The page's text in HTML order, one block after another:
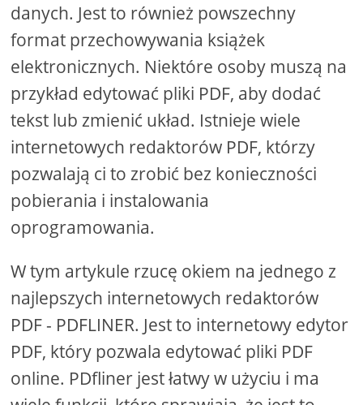
danych. Jest to również powszechny
format przechowywania książek
elektronicznych. Niektóre osoby muszą na
przykład edytować pliki PDF, aby dodać
tekst lub zmienić układ. Istnieje wiele
internetowych redaktorów PDF, którzy
pozwalają ci to zrobić bez konieczności
pobierania i instalowania
oprogramowania.
W tym artykule rzucę okiem na jednego z
najlepszych internetowych redaktorów
PDF - PDFLINER. Jest to internetowy edytor
PDF, który pozwala edytować pliki PDF
online. PDfliner jest łatwy w użyciu i ma